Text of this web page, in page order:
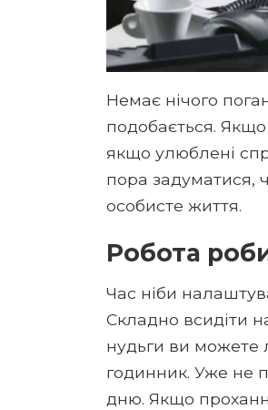
Немає нічого
подобається.
якщо улюблені
пора задуматися,
особисте життя.
Робота
Час ніби
Складно всидіти
нудьги ви можете
годинник. Уже не
дню. Якщо